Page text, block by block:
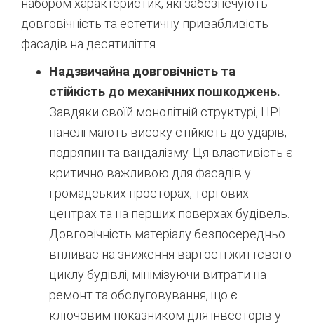
набором характеристик, які забезпечують
довговічність та естетичну привабливість
фасадів на десятиліття.
Надзвичайна довговічність та
стійкість до механічних пошкоджень.
Завдяки своїй монолітній структурі, HPL
панелі мають високу стійкість до ударів,
подряпин та вандалізму. Ця властивість є
критично важливою для фасадів у
громадських просторах, торгових
центрах та на перших поверхах будівель.
Довговічність матеріалу безпосередньо
впливає на зниження вартості життєвого
циклу будівлі, мінімізуючи витрати на
ремонт та обслуговування, що є
ключовим показником для інвесторів у